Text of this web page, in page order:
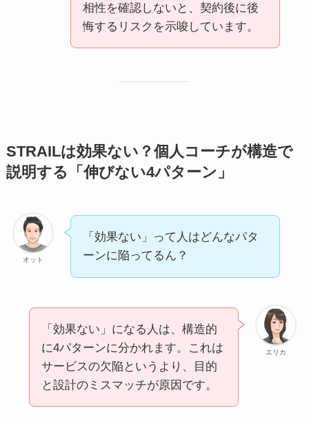
相性を確認しないと、契約後に後
悔するリスクを示唆しています。
STRAILは効果ない？個人コーチが構造で
説明する「伸びない4パターン」
オット
「効果ない」って人はどんなパタ
ーンに陥ってるん？
エリカ
「効果ない」になる人は、構造的
に4パターンに分かれます。これは
サービスの欠陥というより、目的
と設計のミスマッチが原因です。